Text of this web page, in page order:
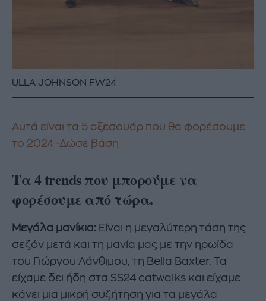
ULLA JOHNSON FW24
Αυτά είναι τα 5 αξεσουάρ που θα φορέσουμε
το 2024 -Δώσε βάση
Τα 4 trends που μπορούμε να
φορέσουμε από τώρα.
Μεγάλα μανίκια: Είναι η μεγαλύτερη τάση της
σεζόν μετά και τη μανία μας με την ηρωίδα
του Γιώργου Λάνθιμου, τη Bella Baxter. Τα
είχαμε δει ήδη στα SS24 catwalks και είχαμε
κάνει μια μικρή συζήτηση για τα μεγάλα